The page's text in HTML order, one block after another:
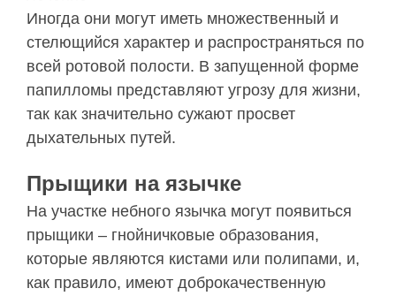
Иногда они могут иметь множественный и
стелющийся характер и распространяться по
всей ротовой полости. В запущенной форме
папилломы представляют угрозу для жизни,
так как значительно сужают просвет
дыхательных путей.
Прыщики на язычке
На участке небного язычка могут появиться
прыщики – гнойничковые образования,
которые являются кистами или полипами, и,
как правило, имеют доброкачественную